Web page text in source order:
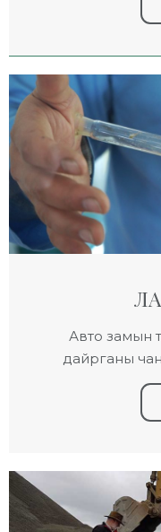
Авто замын
дайрганы